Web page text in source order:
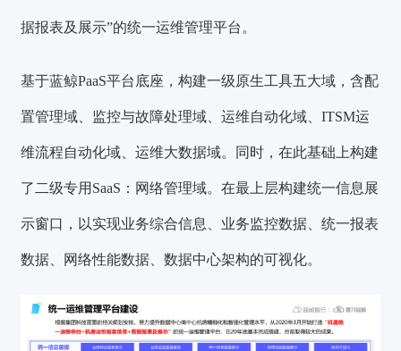
据报表及展示”的统一运维管理平台。
基于蓝鲸PaaS平台底座，构建一级原生工具五大域，含配
置管理域、监控与故障处理域、运维自动化域、ITSM运
维流程自动化域、运维大数据域。同时，在此基础上构建
了二级专用SaaS：网络管理域。在最上层构建统一信息展
示窗口，以实现业务综合信息、业务监控数据、统一报表
数据、网络性能数据、数据中心架构的可视化。